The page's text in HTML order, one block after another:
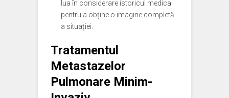
lua în considerare istoricul medical
pentru a obține o imagine completă
a situației.
Tratamentul
Metastazelor
Pulmonare Minim-